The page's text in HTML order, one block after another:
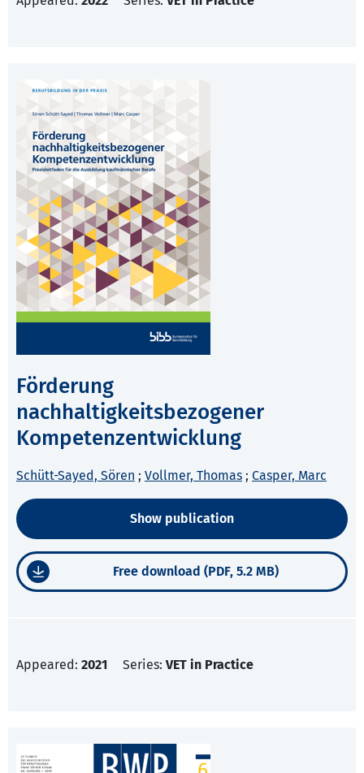
Förderung
nachhaltigkeitsbezogener
Kompetenzentwicklung
Schütt-Sayed, Sören ; Vollmer, Thomas ; Casper, Marc
Show publication
Free download (PDF, 5.2 MB)
Appeared: 2021 Series: VET in Practice